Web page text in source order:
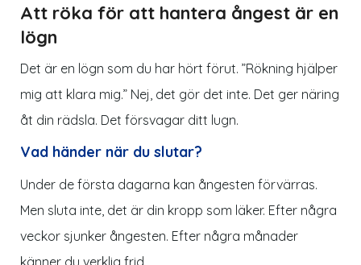
Att röka för att hantera ångest är en
lögn
Det är en lögn som du har hört förut. ”Rökning hjälper
mig att klara mig.” Nej, det gör det inte. Det ger näring
åt din rädsla. Det försvagar ditt lugn.
Vad händer när du slutar?
Under de första dagarna kan ångesten förvärras.
Men sluta inte, det är din kropp som läker. Efter några
veckor sjunker ångesten. Efter några månader
känner du verklig frid.